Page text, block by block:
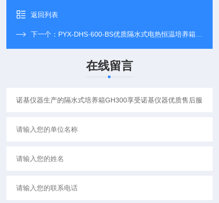
返回列表
下一个： PYX-DHS·600-BS优质隔水式电热恒温培养箱PYX-DHS·600-BS*，售后有保障
在线留言